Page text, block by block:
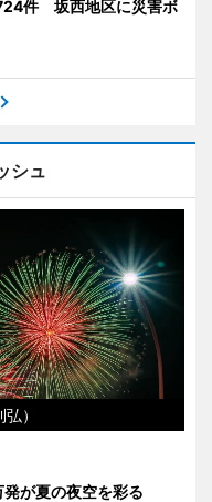
件 坂西地区に災害ボ
シュ
）
発が夏の夜空を彩る